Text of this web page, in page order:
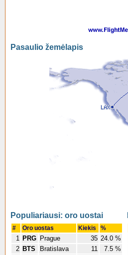
Pasaulio žemėlapis
Populiariausi: oro uostai
# Oro uostas Kiekis %
1 PRG Prague 35 24.0 %
2 BTS Bratislava 11
7.5 %